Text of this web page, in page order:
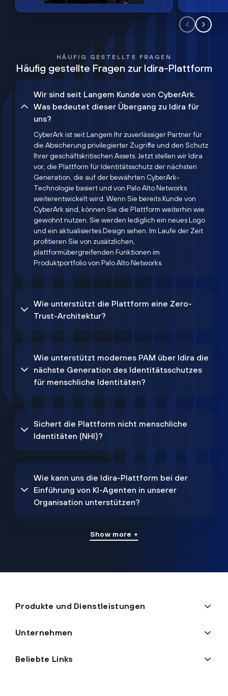
HÄUFIG GESTELLTE FRAGEN
Häufig gestellte Fragen zur Idira-Plattform
Wir sind seit Langem Kunde von CyberArk.
Was bedeutet dieser Übergang zu Idira für
uns?
CyberArk ist seit Langem Ihr zuverlässiger Partner für
die Absicherung privilegierter Zugriffe und den Schutz
Ihrer geschäftskritischen Assets. Jetzt stellen wir Idira
vor, die Plattform für Identitätsschutz der nächsten
Generation, die auf der bewährten CyberArk-
Technologie basiert und von Palo Alto Networks
weiterentwickelt wird. Wenn Sie bereits Kunde von
CyberArk sind, können Sie die Plattform weiterhin wie
gewohnt nutzen. Sie werden lediglich ein neues Logo
und ein aktualisiertes Design sehen. Im Laufe der Zeit
profitieren Sie von zusätzlichen,
plattformübergreifenden Funktionen im
Produktportfolio von Palo Alto Networks.
Wie unterstützt die Plattform eine Zero-
Trust-Architektur?
Wie unterstützt modernes PAM über Idira die
nächste Generation des Identitätsschutzes
für menschliche Identitäten?
Sichert die Plattform nicht menschliche
Identitäten (NHI)?
Wie kann uns die Idira-Plattform bei der
Einführung von KI-Agenten in unserer
Organisation unterstützen?
Show more +
Produkte und Dienstleistungen
Unternehmen
Beliebte Links